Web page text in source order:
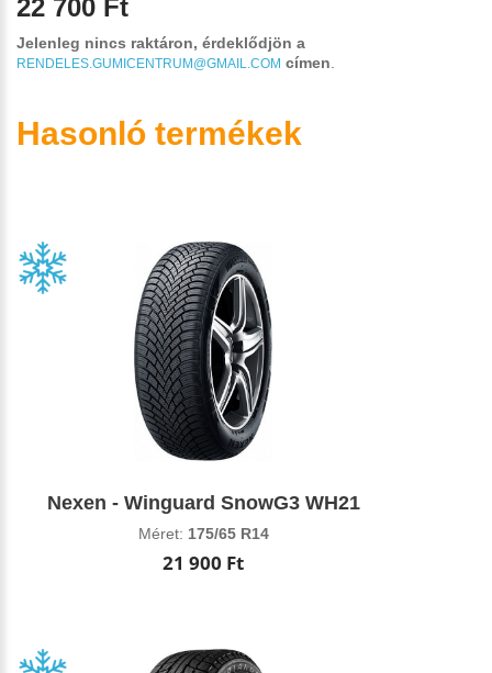
22 700 Ft
Jelenleg nincs raktáron, érdeklődjön a
RENDELES.GUMICENTRUM@GMAIL.COM címen
Hasonló termékek
Nexen - Winguard SnowG3 WH21
Méret: 175/65 R14
21 900 Ft